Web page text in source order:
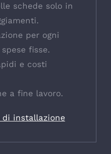
schede solo in
per ogni
fisse.
e costi
a fine lavoro.
di installazione